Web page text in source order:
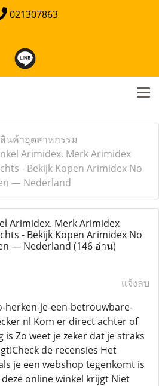
021307863
นค้าอุตสาหกรรม
Arimidex. Merk Arimidex
- Bekijk Kopen Arimidex No
— Nederland
Arimidex. Merk Arimidex
- Bekijk Kopen Arimidex No
— Nederland (146 อ่าน)
แจ้งลบ
herken-je-een-betrouwbare-
nl Kom er direct achter of
is Zo weet je zeker dat je straks
de recensies Het
je een webshop tegenkomt is
online winkel krijgt Niet